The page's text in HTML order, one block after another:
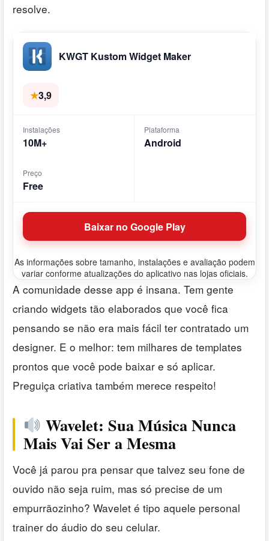
resolve.
KWGT Kustom Widget Maker
★3,9
Instalações
10M+
Plataforma
Android
Preço
Free
Baixar no Google Play
As informações sobre tamanho, instalações e avaliação podem
variar conforme atualizações do aplicativo nas lojas oficiais.
A comunidade desse app é insana. Tem gente
criando widgets tão elaborados que você fica
pensando se não era mais fácil ter contratado um
designer. E o melhor: tem milhares de templates
prontos que você pode baixar e só aplicar.
Preguiça criativa também merece respeito!
Wavelet: Sua Música Nunca
Mais Vai Ser a Mesma
Você já parou pra pensar que talvez seu fone de
ouvido não seja ruim, mas só precise de um
empurrãozinho? Wavelet é tipo aquele personal
trainer do áudio do seu celular.